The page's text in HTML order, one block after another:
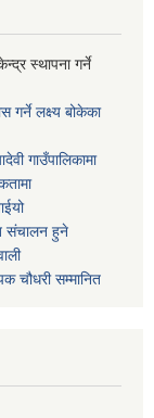
स्थापना गर्ने
गर्ने लक्ष्य बोकेका
गाउँपालिकामा
संचालन हुने
चौधरी सम्मानित